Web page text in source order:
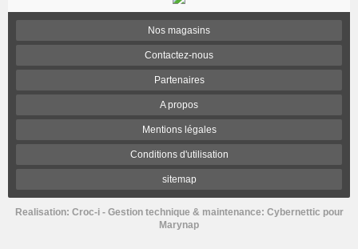
Nos magasins
Contactez-nous
Partenaires
A propos
Mentions légales
Conditions d'utilisation
sitemap
Realisation: Croc-i- Gestion technique & maintenance: Cybernettic pour
Marynap